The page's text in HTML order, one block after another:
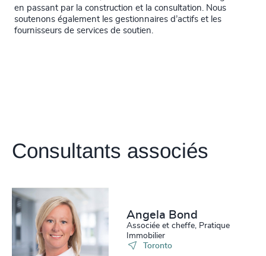
en passant par la construction et la consultation. Nous
soutenons également les gestionnaires d’actifs et les
fournisseurs de services de soutien.
Consultants associés
Angela Bond
Associée et cheffe, Pratique
Immobilier
Toronto